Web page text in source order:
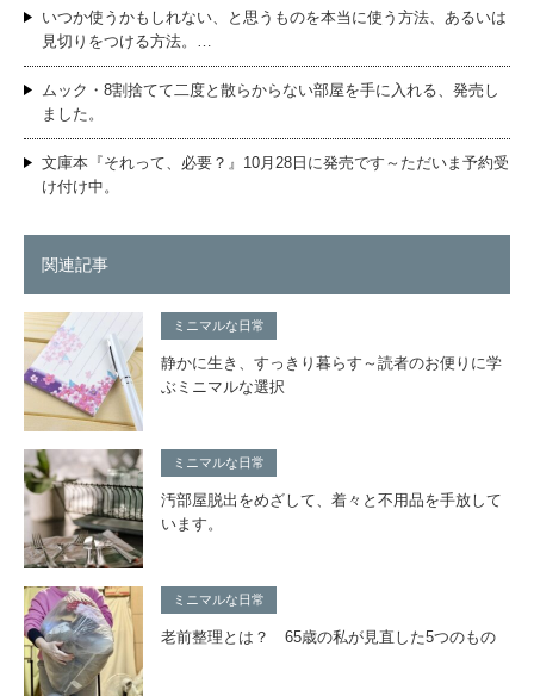
いつか使うかもしれない、と思うものを本当に使う方法、あるいは
見切りをつける方法。…
ムック・8割捨てて二度と散らからない部屋を手に入れる、発売し
ました。
文庫本『それって、必要？』10月28日に発売です～ただいま予約受
け付け中。
関連記事
ミニマルな日常
静かに生き、すっきり暮らす～読者のお便りに学
ぶミニマルな選択
ミニマルな日常
汚部屋脱出をめざして、着々と不用品を手放して
います。
ミニマルな日常
老前整理とは？ 65歳の私が見直した5つのもの